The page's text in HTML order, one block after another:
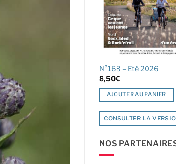
N°168 – Eté 2026
8,50€
AJOUTER AU PANIER
CONSULTER LA
NOS